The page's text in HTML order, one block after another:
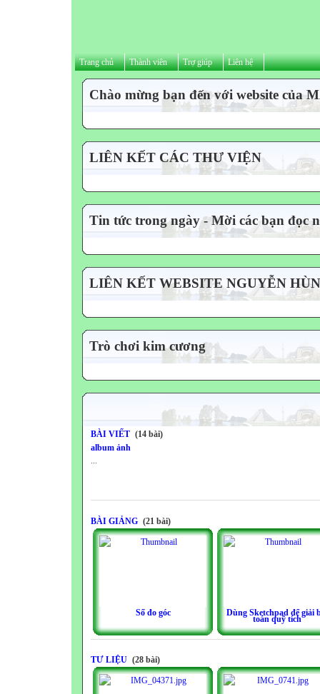
Trang chủ Thành viên Trợ giúp Liên hệ
Chào mừng bạn đến với website của
LIÊN KẾT CÁC THƯ VIỆN
Tin tức trong ngày - Mời các bạn đọc
LIÊN KẾT WEBSITE NGUYỄN
Trò chơi kim cương
BÀI VIẾT (14 bài)
album ảnh
...
BÀI GIẢNG (21 bài)
Số đo góc Dùng Sketchpad để giải
toán quỹ tích
TƯ LIỆU (28 bài)